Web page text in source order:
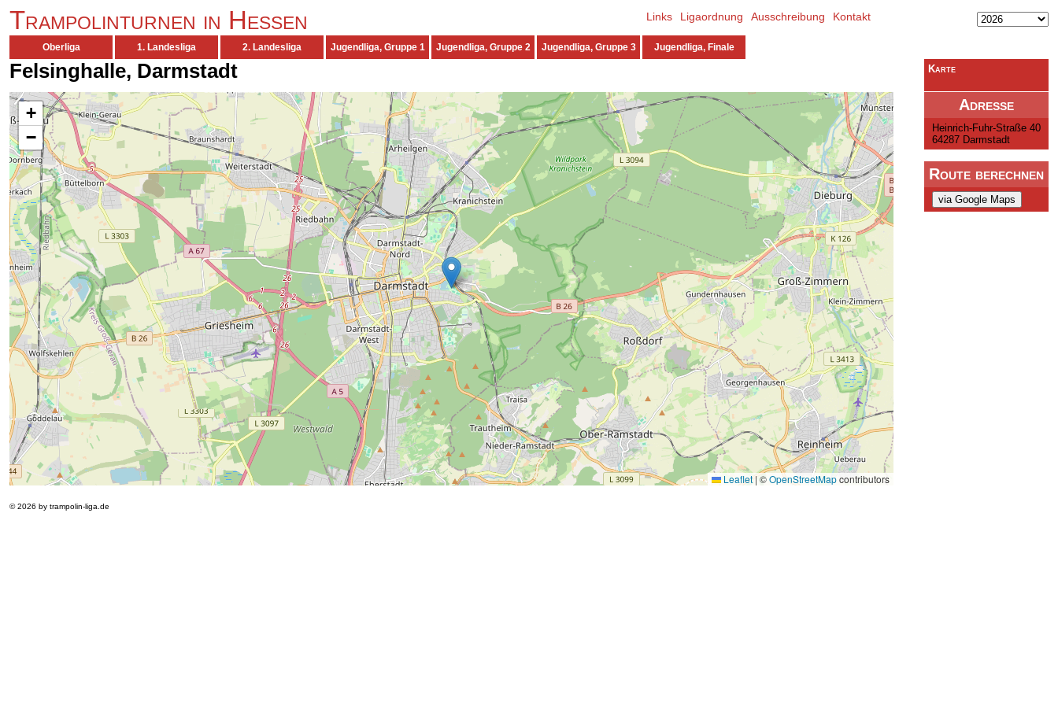
Trampolinturnen in Hessen Links Ligaordnung Ausschreibung Kontakt
Oberliga 1. Landesliga 2. Landesliga Jugendliga, Gruppe 1 Jugendliga, Gruppe 2 Jugendliga, Gruppe 3 Jugendliga, Finale
Felsinghalle, Darmstadt
Adresse
Heinrich-Fuhr-Straße 40
64287 Darmstadt
Route berechnen
via Google Maps
Karte
+
−
Leaflet |©OpenStreetMapcontributors
© 2026 by trampolin-liga.de